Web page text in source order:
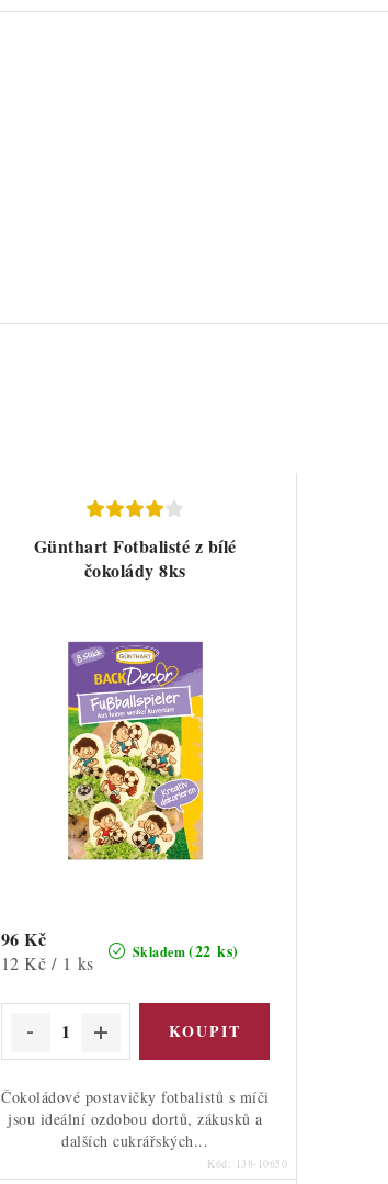
Günthart Fotbalisté z bílé
čokolády 8ks
Skladem(22 ks)
96 Kč
Měrná
12 Kč / 1 ks
Čokoládové postavičky fotbalistů s míči
jsou ideální ozdobou dortů, zákusků a
dalších cukrářských...
Kód: 138-10650